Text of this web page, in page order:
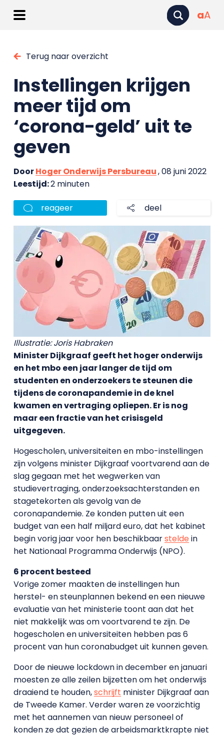
aA
Terug naar overzicht
Instellingen krijgen
meer tijd om
‘corona-geld’ uit te
geven
DoorHoger Onderwijs Persbureau, 08 juni 2022
Leestijd:2 minuten
reageer deel
Illustratie: Joris Habraken
Minister Dijkgraaf geeft het hoger onderwijs
en het mbo een jaar langer de tijd om
studenten en onderzoekers te steunen die
tijdens de coronapandemie in de knel
kwamen en vertraging opliepen. Er is nog
maar een fractie van het crisisgeld
uitgegeven.
Hogescholen, universiteiten en mbo-instellingen
zijn volgens minister Dijkgraaf voortvarend aan de
slag gegaan met het wegwerken van
studievertraging, onderzoeksachterstanden en
stagetekorten als gevolg van de
coronapandemie. Ze konden putten uit een
budget van een half miljard euro, dat het kabinet
begin vorig jaar voor hen beschikbaarsteldein
het Nationaal Programma Onderwijs (NPO).
6 procent besteed
Vorige zomer maakten de instellingen hun
herstel- en steunplannen bekend en een nieuwe
evaluatie van het ministerie toont aan dat het
niet makkelijk was om voortvarend te zijn. De
hogescholen en universiteiten hebben pas 6
procent van hun coronabudget uit kunnen geven.
Door de nieuwe lockdown in december en januari
moesten ze alle zeilen bijzetten om het onderwijs
draaiend te houden,schrijft minister Dijkgraaf aan
de Tweede Kamer. Verder waren ze voorzichtig
met het aannemen van nieuw personeel of
konden ze dat gezien de arbeidsmarktkrapte niet